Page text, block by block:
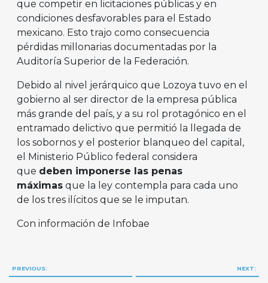
que competir en licitaciones públicas y en
condiciones desfavorables para el Estado
mexicano. Esto trajo como consecuencia
pérdidas millonarias documentadas por la
Auditoría Superior de la Federación.
Debido al nivel jerárquico que Lozoya tuvo en el
gobierno al ser director de la empresa pública
más grande del país, y a su rol protagónico en el
entramado delictivo que permitió la llegada de
los sobornos y el posterior blanqueo del capital,
el Ministerio Público federal considera
que deben imponerse las penas
máximas que la ley contempla para cada uno
de los tres ilícitos que se le imputan.
Con información de Infobae
Navegación
PREVIOUS: NEXT: